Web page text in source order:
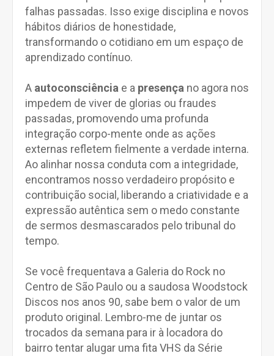
falhas passadas. Isso exige disciplina e novos
hábitos diários de honestidade,
transformando o cotidiano em um espaço de
aprendizado contínuo.
A autoconsciência e a presença no agora nos
impedem de viver de glorias ou fraudes
passadas, promovendo uma profunda
integração corpo-mente onde as ações
externas refletem fielmente a verdade interna.
Ao alinhar nossa conduta com a integridade,
encontramos nosso verdadeiro propósito e
contribuição social, liberando a criatividade e a
expressão autêntica sem o medo constante
de sermos desmascarados pelo tribunal do
tempo.
Se você frequentava a Galeria do Rock no
Centro de São Paulo ou a saudosa Woodstock
Discos nos anos 90, sabe bem o valor de um
produto original. Lembro-me de juntar os
trocados da semana para ir à locadora do
bairro tentar alugar uma fita VHS da Série